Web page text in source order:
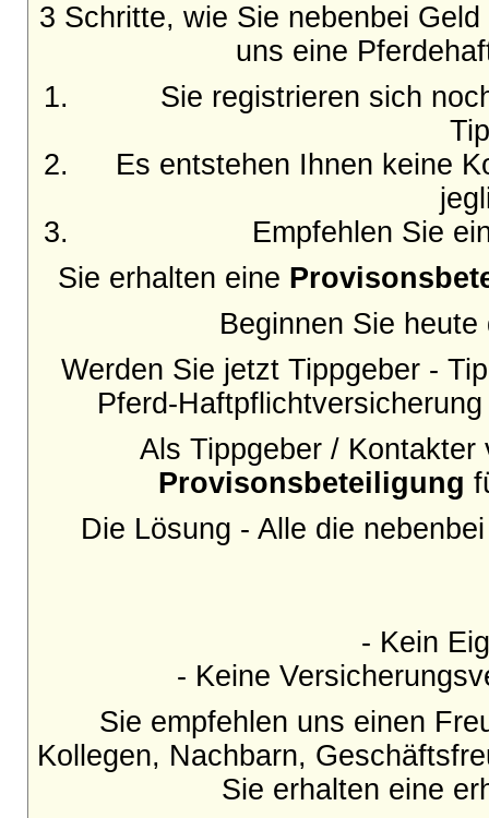
3 Schritte, wie Sie nebenbei
uns eine
Sie registrieren sich
Es entstehen Ihnen keine
Empfehlen Sie
Sie erhalten eine
Beginnen Sie
Werden Sie jetzt Tippgeber -
Pferd-
Als Tippgeber / Kontakter
Provisonsbeteiligung
Die Lösung - Alle die
- Kein
- Keine
Sie empfehlen uns einen
Kollegen, Nachbarn,
Sie erhalten eine